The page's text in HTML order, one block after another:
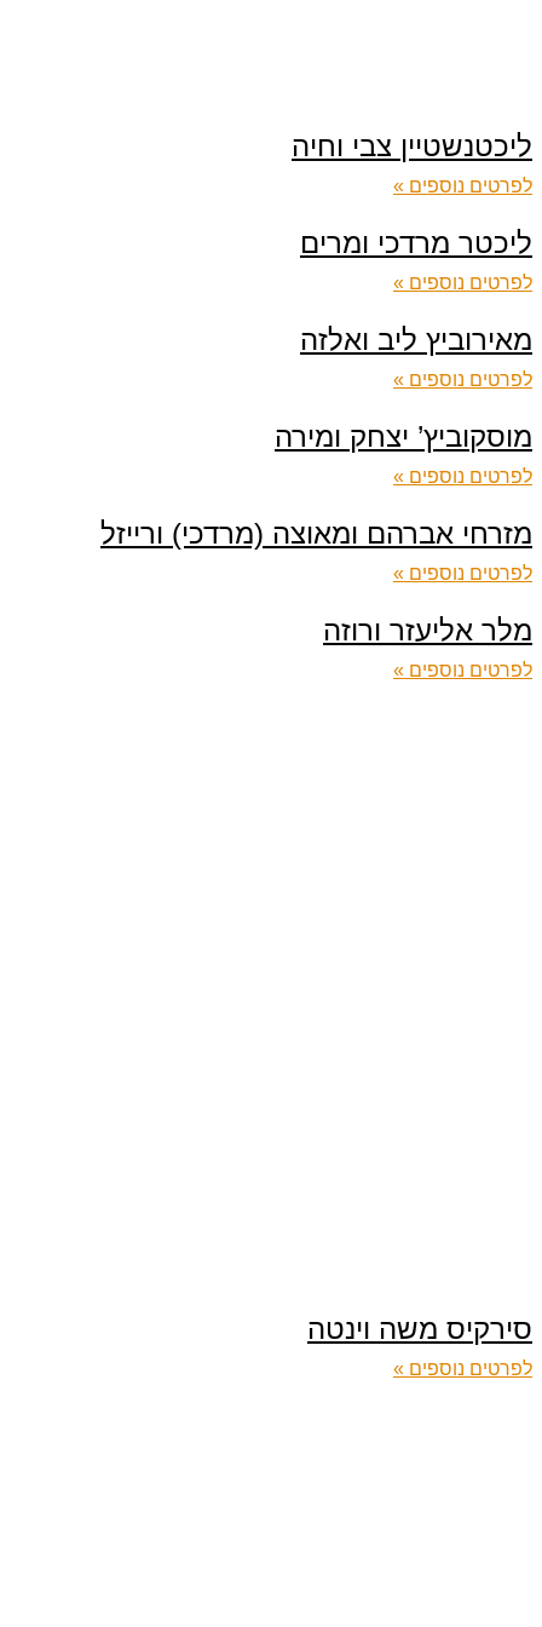
ליכטנשטיין צבי וחיה
לפרטים נוספים »
ליכטר מרדכי ומרים
לפרטים נוספים »
מאירוביץ ליב ואלזה
לפרטים נוספים »
מוסקוביץ’ יצחק ומירה
לפרטים נוספים »
מזרחי אברהם ומאוצה (מרדכי) ורייזל
לפרטים נוספים »
מלר אליעזר ורוזה
לפרטים נוספים »
סירקיס משה וינטה
לפרטים נוספים »